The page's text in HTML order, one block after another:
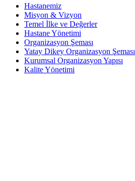
Hastanemiz
Misyon & Vizyon
Temel İlke ve Değerler
Hastane Yönetimi
Organizasyon Şeması
Yatay Dikey Organizasyon Şeması
Kurumsal Organizasyon Yapısı
Kalite Yönetimi